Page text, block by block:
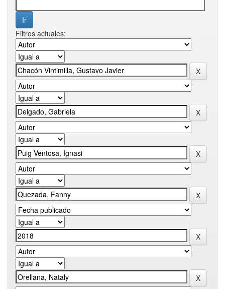
Filtros actuales: